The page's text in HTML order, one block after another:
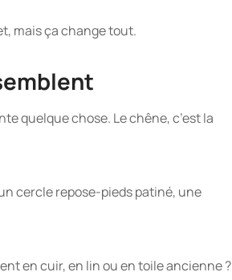
mais ça change tout.
quelque chose. Le chêne, c’est la
cercle repose-pieds patiné, une
en cuir, en lin ou en toile ancienne ?